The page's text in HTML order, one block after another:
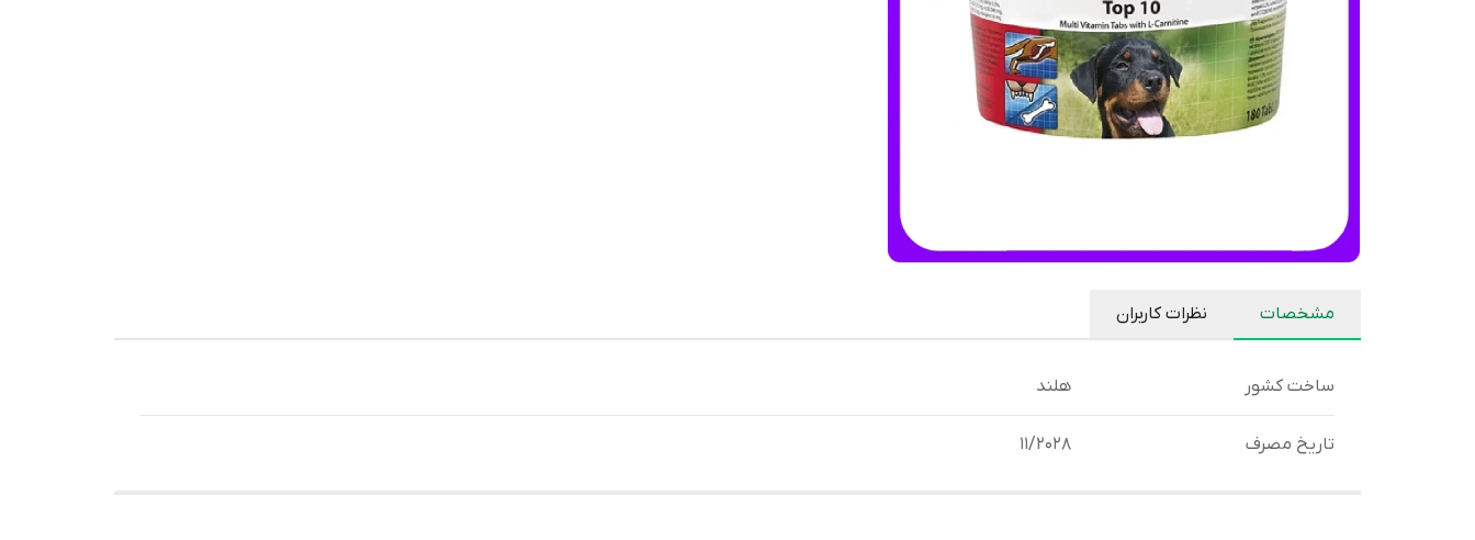
مشخصات نظرات کاربران
ساخت کشور هلند
تاریخ مصرف 11/2028